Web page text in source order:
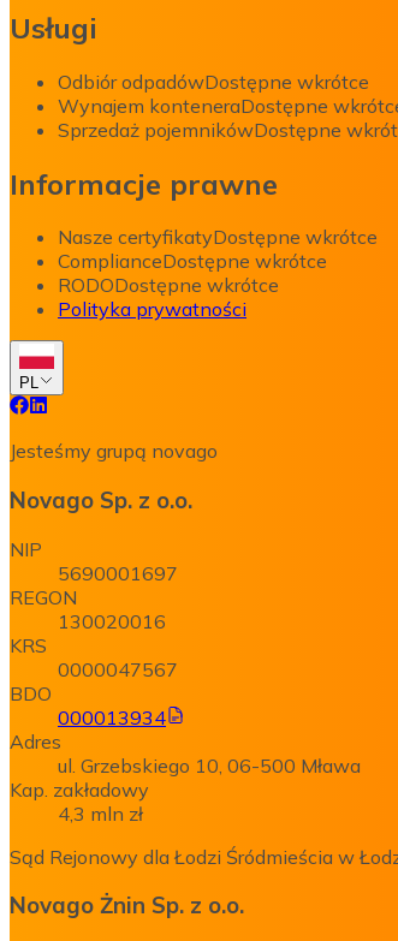
Usługi
Odbiór odpadówDostępne wkrótce
Wynajem konteneraDostępne
Sprzedaż pojemnikówDostępne
Informacje prawne
Nasze certyfikatyDostępne wkrótce
ComplianceDostępne wkrótce
RODODostępne wkrótce
Polityka prywatności
PL
Jesteśmy grupą novago
Novago Sp. z o.o.
NIP
5690001697
REGON
130020016
KRS
0000047567
BDO
000013934
Adres
ul. Grzebskiego 10, 06-500 Mława
Kap. zakładowy
4,3 mln zł
Sąd Rejonowy dla Łodzi Śródmieścia w
Novago Żnin Sp. z o.o.